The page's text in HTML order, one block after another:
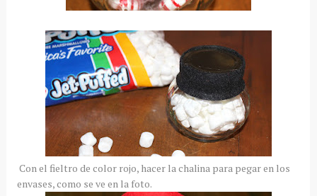
Con el fieltro de color rojo, hacer la chalina para pegar en los
envases, como se ve en la foto.